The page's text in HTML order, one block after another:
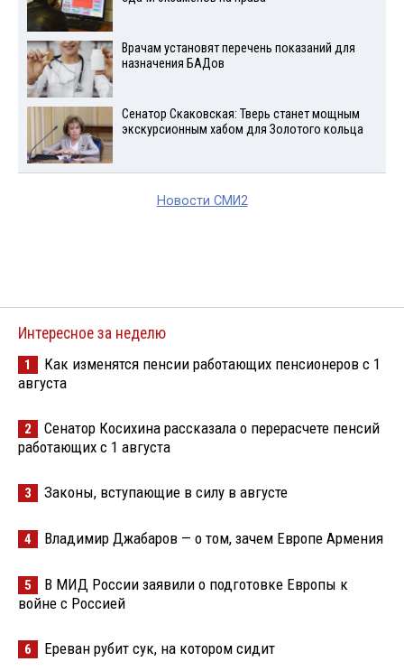
Врачам установят перечень показаний для
назначения БАДов
Сенатор Скаковская: Тверь станет мощным
экскурсионным хабом для Золотого кольца
Новости СМИ2
Интересное за неделю
1
Как изменятся пенсии работающих пенсионеров с 1
августа
2
Сенатор Косихина рассказала о перерасчете пенсий
работающих с 1 августа
3 Законы, вступающие в силу в августе
4 Владимир Джабаров — о том, зачем Европе Армения
5
В МИД России заявили о подготовке Европы к
войне с Россией
6 Ереван рубит сук, на котором сидит